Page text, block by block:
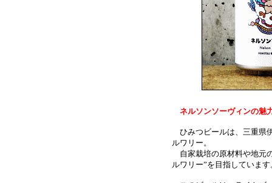
ネルソンソーヴィンの魅
ひみつビールは、三重県
ルワリー。
自家栽培の原材料や地元
ルワリー”を目指しています